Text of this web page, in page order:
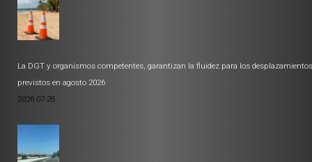
La DGT y organismos competentes, garantizan la fluidez para los desplazamientos
previstos en agosto 2026
2026-07-28